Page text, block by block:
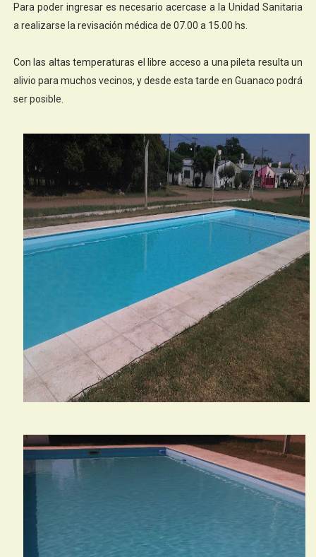
Para poder ingresar es necesario acercase a la Unidad Sanitaria
a realizarse la revisación médica de 07.00 a 15.00 hs.
Con las altas temperaturas el libre acceso a una pileta resulta un
alivio para muchos vecinos, y desde esta tarde en Guanaco podrá
ser posible.